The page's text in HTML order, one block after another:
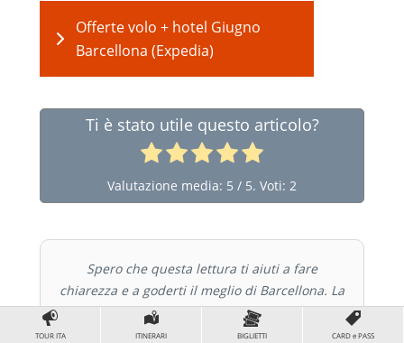
Offerte volo + hotel Giugno
Barcellona (Expedia)
Ti è stato utile questo articolo?
Valutazione media: 5 / 5. Voti: 2
Spero che questa lettura ti aiuti a fare
chiarezza e a goderti il meglio di Barcellona. La
città è bellissima, ma per viverla bene (e senza
stress) informazioni utili e buoni consigli non
TOUR ITA ITINERARI BIGLIETTI CARD e PASS